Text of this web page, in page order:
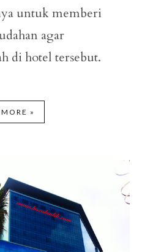
untuk memberi
agar
di hotel tersebut.
»